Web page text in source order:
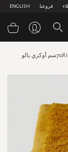
ENGLISH فروعنا